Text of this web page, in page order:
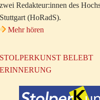
zwei Redakteur:innen des
Stuttgart (HoRadS).
Mehr hören
STOLPERKUNST BELEBT
ERINNERUNG